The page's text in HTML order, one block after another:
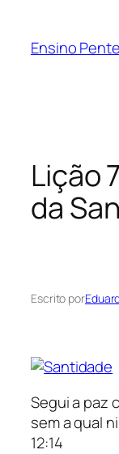
Ensino
Lição
da
Escrito por
Segui a paz
sem a qual
12:14